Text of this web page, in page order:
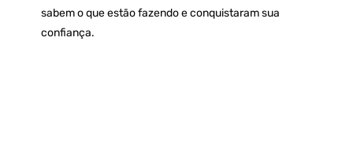
​​sabem o que estão fazendo e conquistaram sua
confiança.